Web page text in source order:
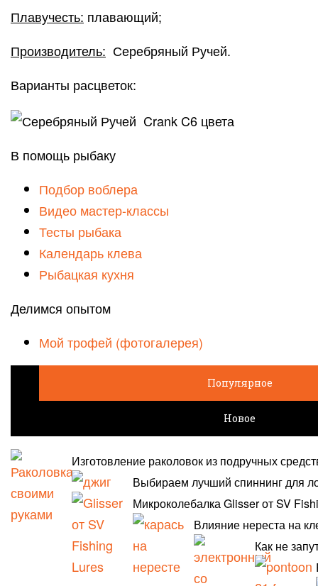
Плавучесть: плавающий;
Производитель: Серебряный Ручей.
Варианты расцветок:
В помощь рыбаку
Подбор воблера
Видео мастер-классы
Тесты рыбака
Календарь клева
Рыбацкая кухня
Делимся опытом
Мой трофей (фотогалерея)
Популярное
Новое
Изготовление раколовок из подручных
Выбираем лучший спиннинг для
Микроколебалка Glisser от SV
Влияние нереста на
Как не